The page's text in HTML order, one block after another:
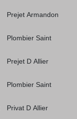
Prejet Armandon
Plombier Saint
Prejet D Allier
Plombier Saint
Privat D Allier